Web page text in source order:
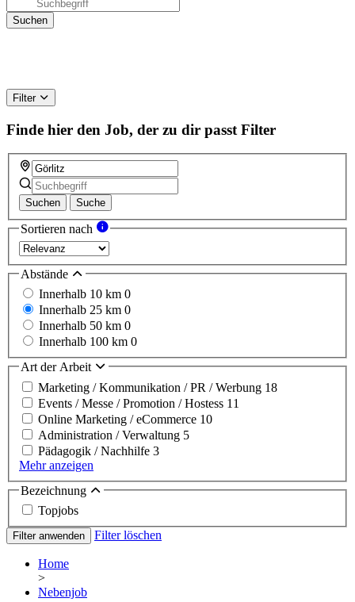
Filter
Finde hier den Job, der zu dir passt Filter
Suchen Suche
Sortieren nach
Abstände
Innerhalb 10 km 0
Innerhalb 25 km 0
Innerhalb 50 km 0
Innerhalb 100 km 0
Art der Arbeit
Marketing / Kommunikation / PR / Werbung 18
Events / Messe / Promotion / Hostess 11
Online Marketing / eCommerce 10
Administration / Verwaltung 5
Pädagogik / Nachhilfe 3
Mehr anzeigen
Bezeichnung
Topjobs
Filter anwenden Filter löschen
Home
>
Nebenjob